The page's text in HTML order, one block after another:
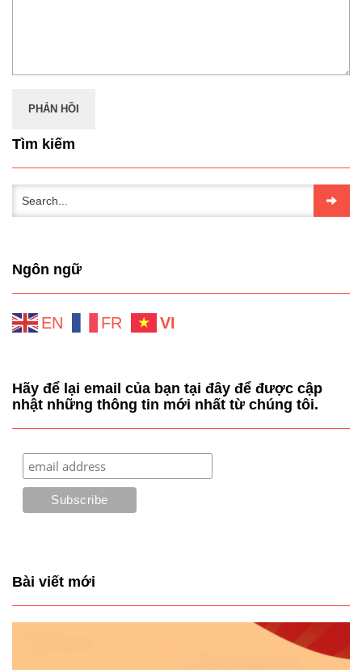
Tìm kiếm
Ngôn ngữ
EN FR VI
Hãy để lại email của bạn tại đây để được cập
nhật những thông tin mới nhất từ chúng tôi.
Bài viết mới